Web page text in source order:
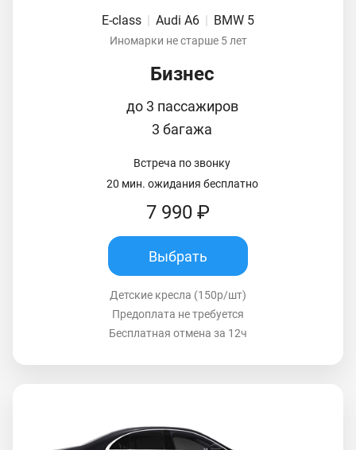
E-class | Audi A6 | BMW 5
Иномарки не старше 5 лет
Бизнес
до 3 пассажиров
3 багажа
Встреча по звонку
20 мин. ожидания бесплатно
7 990 ₽
Выбрать
Детские кресла (150р/шт)
Предоплата не требуется
Бесплатная отмена за 12ч